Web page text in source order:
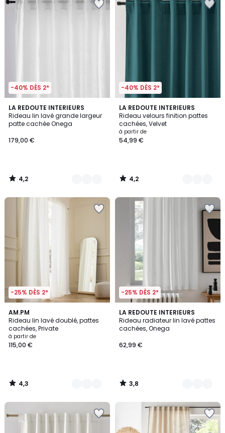
-40% DÈS 2*
LA REDOUTE INTERIEURS
Rideau lin lavé grande largeur
patte cachée Onega
179,00 €
4,2
/ 5
3
Couleurs
4,2
/
-40% DÈS 2*
LA REDOUTE INTERIEURS
Rideau velours finition pattes
cachées, Velvet
à partir de
54,99 €
4,2
/ 5
10
Couleurs
4,2
/
-25% DÈS 2*
AM.PM
Rideau lin lavé doublé, pattes
cachées, Private
à partir de
115,00 €
4,3
/ 5
11
Couleurs
4,3
/
-25% DÈS 2*
LA REDOUTE INTERIEURS
Rideau radiateur lin lavé pattes
cachées, Onega
62,99 €
3,8
/ 5
12
Couleurs
3,8
/